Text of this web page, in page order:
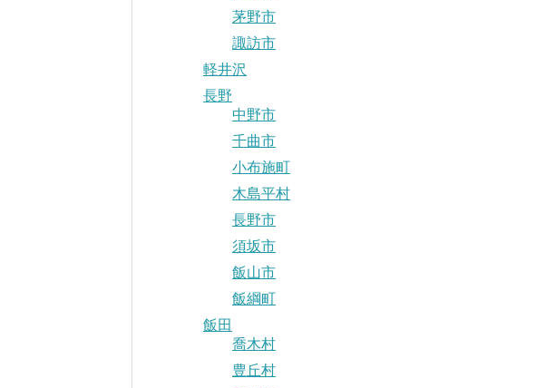
茅野市
諏訪市
軽井沢
長野
中野市
千曲市
小布施町
木島平村
長野市
須坂市
飯山市
飯綱町
飯田
喬木村
豊丘村